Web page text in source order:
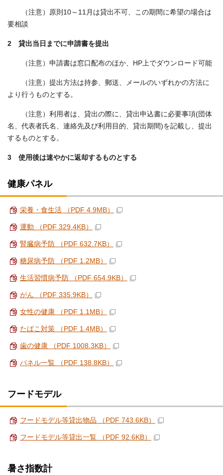
（注意）原則10～11月は貸出不可、この期間に希望の場合は
要相談
2 貸出当日までに申請書を提出
（注意）申請書は窓口配布のほか、HP上でダウンロード可能
（注意）提出方法は持参、郵送、メールのいずれかの方法に
より行うものとする。
（注意）利用者は、貸出の際に、貸出申込書に必要事項(団体
名、代表者氏名、連絡先及び利用目的、貸出期間)を記載し、提出
するものとする。
3 使用後は速やかに返却するものとする
健康パネル
栄養・食生活 （PDF 4.9MB）
運動 （PDF 329.4KB）
腎臓病予防 （PDF 632.7KB）
糖尿病予防 （PDF 1.2MB）
生活習慣病予防 （PDF 654.9KB）
がん （PDF 335.9KB）
女性の健康 （PDF 1.1MB）
たばこ対策 （PDF 1.4MB）
歯の健康 （PDF 1008.3KB）
パネル一覧 （PDF 138.8KB）
フードモデル
フードモデル等貸出物品 （PDF 743.6KB）
フードモデル等貸出一覧 （PDF 92.6KB）
暑さ指数計